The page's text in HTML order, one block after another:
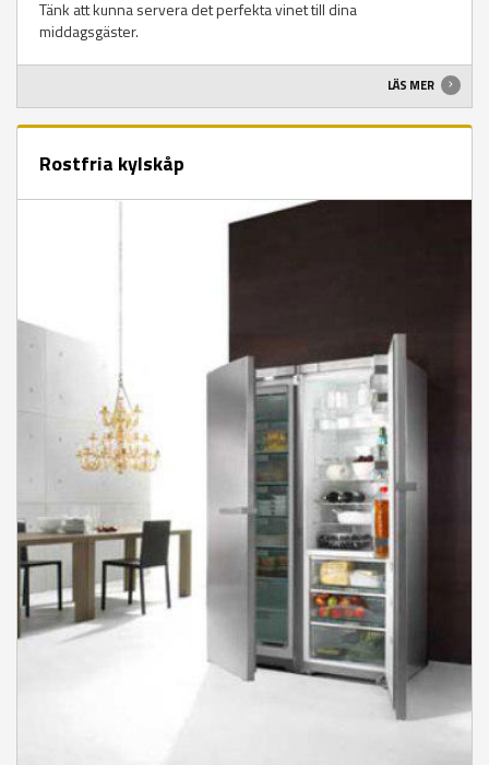
Tänk att kunna servera det perfekta vinet till dina
middagsgäster.
LÄS MER
Rostfria kylskåp